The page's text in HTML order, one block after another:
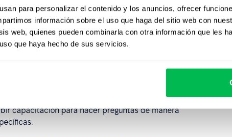
para personalizar el contenido y los anuncios, ofrecer
información sobre el uso que haga del sitio web con
web, quienes pueden combinarla con otra información que les
que haya hecho de sus servicios.
puede presentar ciertos
capacitación para hacer preguntas de manera